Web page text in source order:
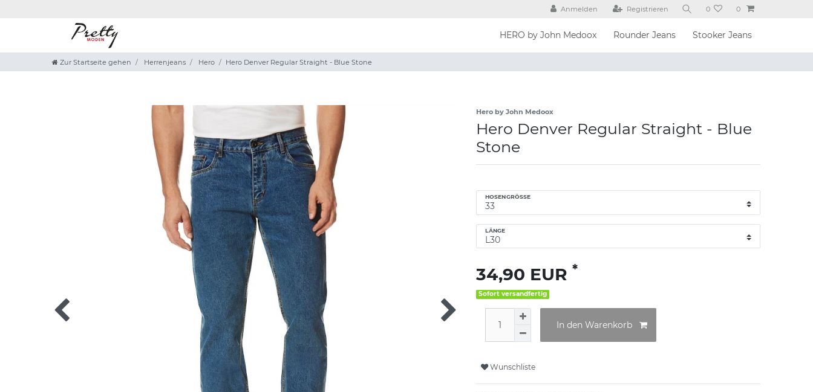
Anmelden Registrieren 0 0
HERO by John Medoox Rounder Jeans Stooker Jeans
Zur Startseite gehen Herrenjeans Hero Hero Denver Regular Straight - Blue Stone
Hero by John Medoox
Hero Denver Regular Straight - Blue
Stone
HOSENGRÖSSE
LÄNGE
34,90 EUR *
Sofort versandfertig
In den Warenkorb
Wunschliste